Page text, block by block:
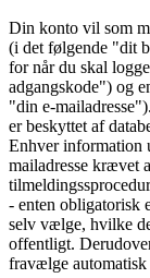
Din konto vil som
(i det følgende "dit
for når du skal
adgangskode") og
"din e-
er beskyttet af
Enhver information
mailadresse krævet
- enten obligatorisk
selv vælge, hvilke
offentligt.
fravælge automatisk